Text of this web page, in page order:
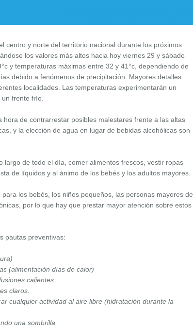
centro y norte del territorio nacional durante los próximos
los valores más altos hacia hoy viernes 29 y sábado
y temperaturas máximas entre 32 y 41°c, dependiendo de
debido a fenómenos de precipitación. Mayores detalles
localidades. Las temperaturas experimentarán un
frente frío.
de contrarrestar posibles malestares frente a las altas
y la elección de agua en lugar de bebidas alcohólicas son
largo de todo el día, comer alimentos frescos, vestir ropas
de líquidos y al ánimo de los bebés y los adultos mayores.
los bebés, los niños pequeños, las personas mayores de
por lo que hay que prestar mayor atención sobre estos
pautas preventivas:
(alimentación días de calor)
calientes.
claros.
cualquier actividad al aire libre (hidratación durante la
una sombrilla.